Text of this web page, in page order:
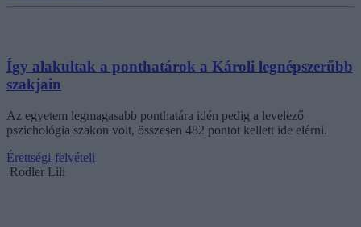
Így alakultak a ponthatárok a Károli legnépszerűbb
szakjain
Az egyetem legmagasabb ponthatára idén pedig a levelező
pszichológia szakon volt, összesen 482 pontot kellett ide elérni.
Érettségi-felvételi
Rodler Lili